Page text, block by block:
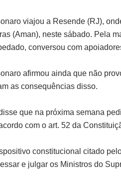
viajou a Resende (RJ),
(Aman), neste sábado. Pela
conversou com
afirmou ainda que não
as consequências disso.
que na próxima semana
com o art. 52 da
constitucional citado
e julgar os Ministros do